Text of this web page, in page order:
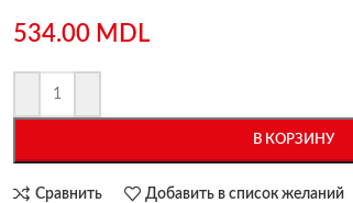
534.00 MDL
В КОРЗИНУ
Сравнить Добавить в список желаний